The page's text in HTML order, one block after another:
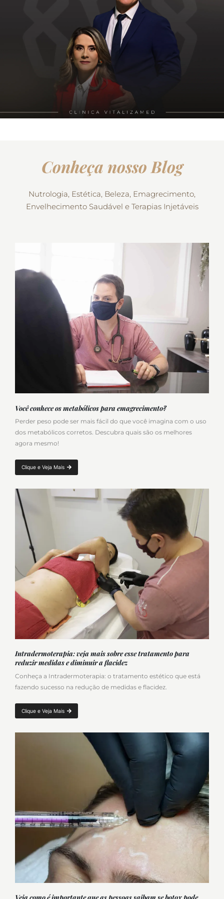
Conheça nosso Blog
Nutrologia, Estética, Beleza, Emagrecimento,
Envelhecimento Saudável e Terapias Injetáveis
Você conhece os metabólicos para emagrecimento?
Perder peso pode ser mais fácil do que você imagina com o uso
dos metabólicos corretos. Descubra quais são os melhores
agora mesmo!
Clique e Veja Mais
Intradermoterapia: veja mais sobre esse tratamento para
reduzir medidas e diminuir a flacidez
Conheça a Intradermoterapia: o tratamento estético que está
fazendo sucesso na redução de medidas e flacidez.
Clique e Veja Mais
Veja como é importante que as pessoas saibam se botox pode